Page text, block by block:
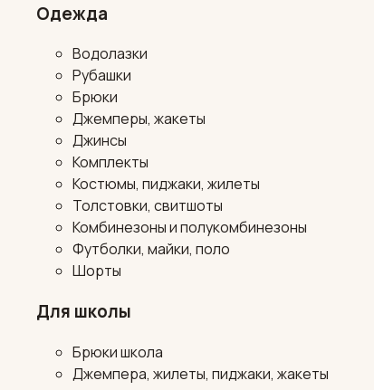
Одежда
Водолазки
Рубашки
Брюки
Джемперы, жакеты
Джинсы
Комплекты
Костюмы, пиджаки, жилеты
Толстовки, свитшоты
Комбинезоны и полукомбинезоны
Футболки, майки, поло
Шорты
Для школы
Брюки школа
Джемпера, жилеты, пиджаки, жакеты